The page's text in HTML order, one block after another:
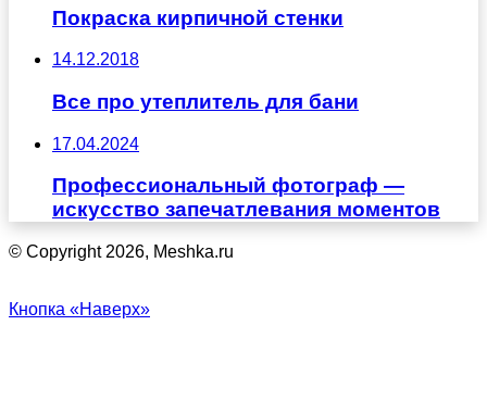
Покраска кирпичной стенки
14.12.2018
Все про утеплитель для бани
17.04.2024
Профессиональный фотограф —
искусство запечатлевания моментов
© Copyright 2026, Meshka.ru
Кнопка «Наверх»